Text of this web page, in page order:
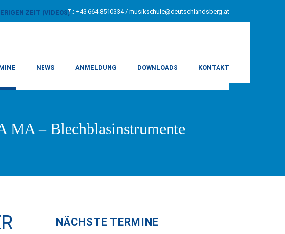
T.: +43 664 8510334 / musikschule@deutschlandsberg.at
ZEIT (VIDEOS)
NEWS ANMELDUNG DOWNLOADS KONTAKT
MA – Blechblasinstrumente
NÄCHSTE TERMINE